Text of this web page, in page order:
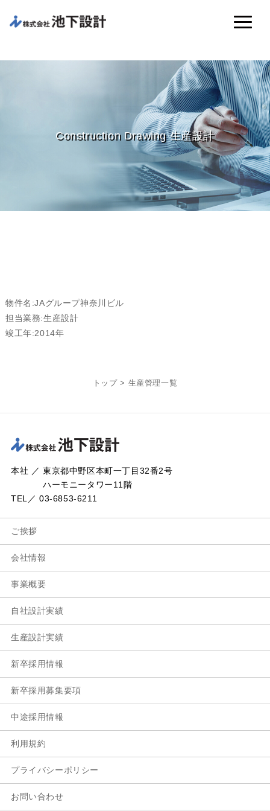
Construction Drawing 生産設計
物件名:JAグループ神奈川ビル
担当業務:生産設計
竣工年:2014年
トップ > 生産管理一覧
本社 ／ 東京都中野区本町一丁目32番2号
ハーモニータワー11階
TEL／ 03-6853-6211
ご挨拶
会社情報
事業概要
自社設計実績
生産設計実績
新卒採用情報
新卒採用募集要項
中途採用情報
利用規約
プライバシーポリシー
お問い合わせ